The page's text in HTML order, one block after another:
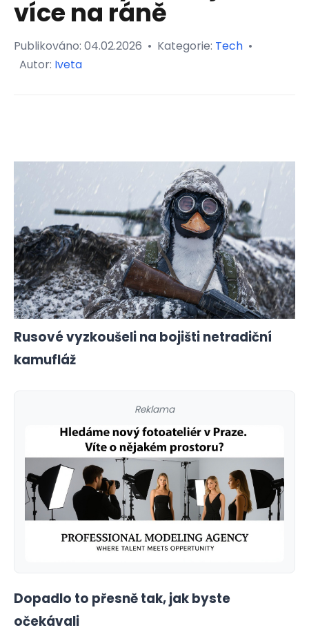
více na ráně
Publikováno: 04.02.2026 • Kategorie: Tech •
Autor: Iveta
Rusové vyzkoušeli na bojišti netradiční
kamufláž
Reklama
Dopadlo to přesně tak, jak byste
očekávali